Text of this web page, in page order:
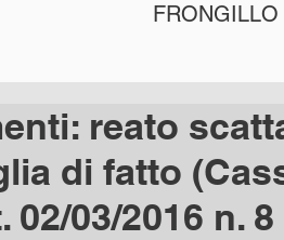
reato
di fatto
02/03/2016 n. 8